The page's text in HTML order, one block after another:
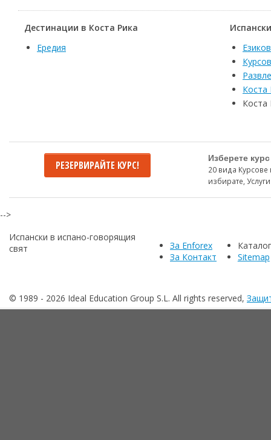
Дестинации в Коста Рика
Ередия
Коста
Коста
РЕЗЕРВИРАЙТЕ КУРС!
Изберете
20 вида Курсове
избирате,
-->
Испански в испано-говорящия
свят
За Enforex
За Контакт
Каталог
Sitemap
© 1989 - 2026 Ideal Education Group S.L. All rights reserved,